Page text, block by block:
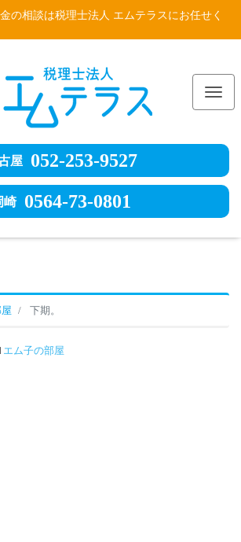
の相談は税理士法人 エムテラスにお任せく
屋 052-253-9527
崎 0564-73-0801
下期。
エム子の部屋